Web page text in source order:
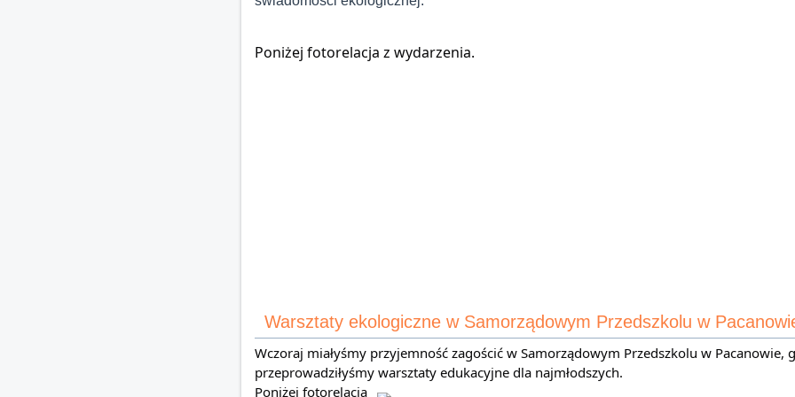
Poniżej fotorelacja z wydarzenia.
Warsztaty ekologiczne w Samorządowym Przedszkolu w
Wczoraj miałyśmy przyjemność zagościć w Samorządowym Przedszkolu w Pacanowie,
przeprowadziłyśmy warsztaty edukacyjne dla najmłodszych.
Poniżej fotorelacja